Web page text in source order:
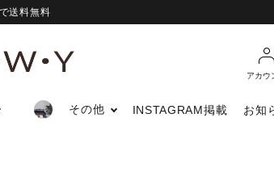
送料無料
アカウ
その他 INSTAGRAM掲載 お知